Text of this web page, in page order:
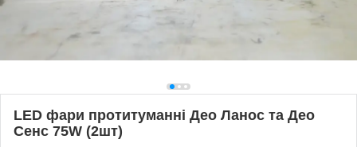
LED фари протитуманні Део Ланос та Део
Сенс 75W (2шт)